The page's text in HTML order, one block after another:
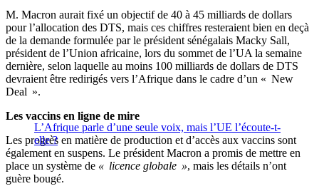
M. Macron aurait fixé un objectif de 40 à 45 milliards de dollars
pour l’allocation des DTS, mais ces chiffres resteraient bien en deçà
de la demande formulée par le président sénégalais Macky Sall,
président de l’Union africaine, lors du sommet de l’UA la semaine
dernière, selon laquelle au moins 100 milliards de dollars de DTS
devraient être redirigés vers l’Afrique dans le cadre d’un « New
Deal ».
L’Afrique parle d’une seule voix, mais l’UE l’écoute-t-
elle ?
Les vaccins en ligne de mire
Les progrès en matière de production et d’accès aux vaccins sont
également en suspens. Le président Macron a promis de mettre en
place un système de « licence globale », mais les détails n’ont
guère bougé.